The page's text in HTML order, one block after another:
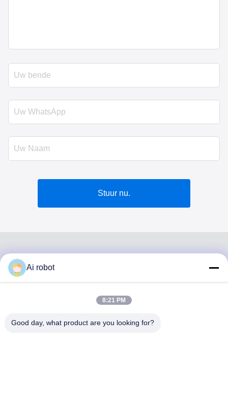
Stuur nu.
LABORATORY
Ai robot
8:21 PM
Good day, what product are you looking for?